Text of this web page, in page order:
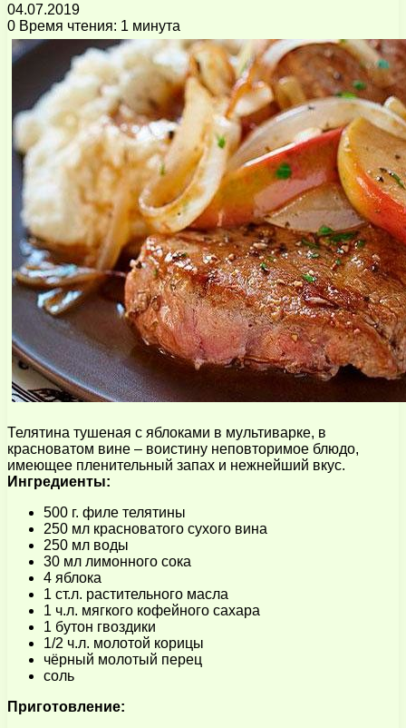
04.07.2019
0 Время чтения: 1 минута
Телятина тушеная с яблоками в мультиварке, в
красноватом вине – воистину неповторимое блюдо,
имеющее пленительный запах и нежнейший вкус.
Ингредиенты:
500 г. филе телятины
250 мл красноватого сухого вина
250 мл воды
30 мл лимонного сока
4 яблока
1 ст.л. растительного масла
1 ч.л. мягкого кофейного сахара
1 бутон гвоздики
1/2 ч.л. молотой корицы
чёрный молотый перец
соль
Приготовление: